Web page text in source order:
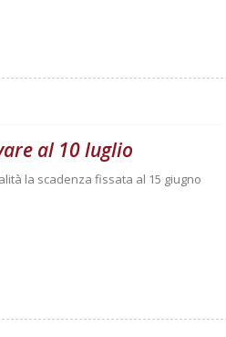
al 10 luglio
la scadenza fissata al 15 giugno